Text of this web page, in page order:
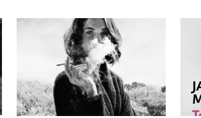
sueño, 2004; Veneno y sombra y adiós,
2007), la saga sigue...